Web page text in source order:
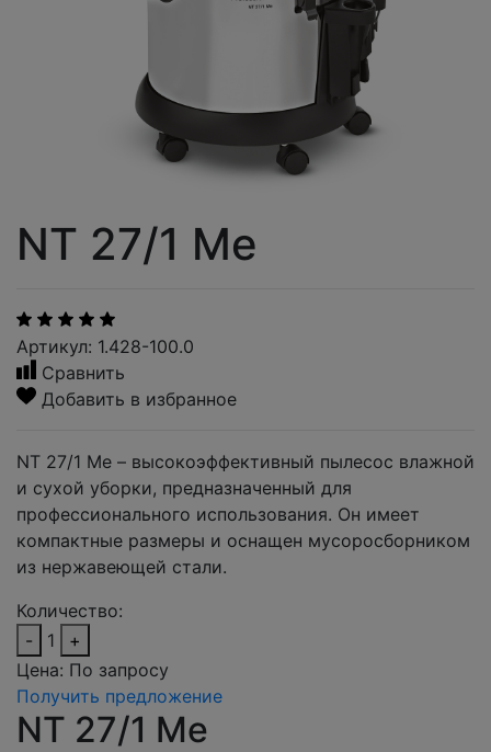
NT 27/1 Me
Артикул: 1.428-100.0
Сравнить
Добавить в избранное
NT 27/1 Me – высокоэффективный пылесос влажной
и сухой уборки, предназначенный для
профессионального использования. Он имеет
компактные размеры и оснащен мусоросборником
из нержавеющей стали.
Количество:
-
1
+
Цена: По запросу
Получить предложение
NT 27/1 Me